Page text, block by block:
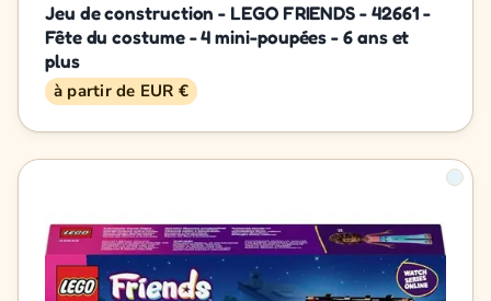
Jeu de construction - LEGO FRIENDS - 42661 -
Fête du costume - 4 mini-poupées - 6 ans et
plus
à partir de EUR €